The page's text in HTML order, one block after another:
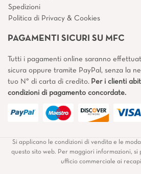
Spedizioni
Politica di Privacy & Cookies
PAGAMENTI SICURI SU MFC
Tutti i pagamenti online saranno
sicura oppure tramite PayPal, senza la
tuo N° di carta di credito. Per i clienti
condizioni di pagamento concordate.
Si applicano le condizioni di vendita e le
questo sito web. Per maggiori informazioni,
ufficio commerciale ai